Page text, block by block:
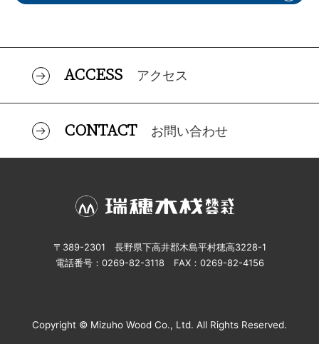
ACCESS アクセス
CONTACT お問い合わせ
〒389-2301 長野県下高井郡木島平村穂高3228-1
電話番号：0269-82-3118 FAX：0269-82-4156
Copyright © Mizuho Wood Co., Ltd. All Rights Reserved.